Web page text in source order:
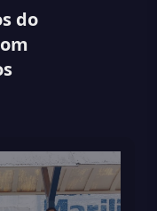
do